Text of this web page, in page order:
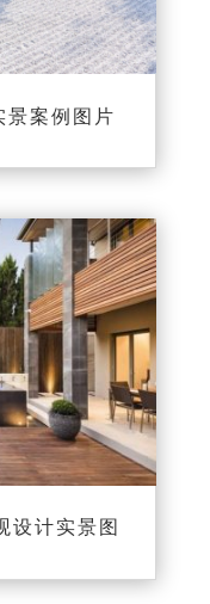
景案例图片
设计实景图